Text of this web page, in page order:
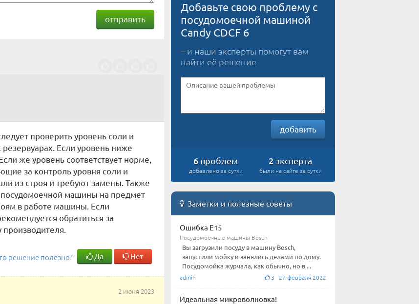
отправить
проверить уровень соли и
Если уровень ниже
же уровень соответствует норме,
за контроль уровня соли и
из строя и требуют замены. Также
машины на предмет
в работе машины. Если
обратиться за
решение полезно? Да Нет
2 июня 2023
Добавьте свою проблему с
посудомоечной машиной
Candy CDCF 6
– и наши эксперты помогут вам
найти её решение
добавить
6 проблем
добавлено за сутки
2 эксперта
были на сайте за сутки
Заметки и полезные советы
Ошибка E15
Посудомоечные машины Bosch
Вы загрузили посуду в машину Bosch,
запустили мойку и занялись делами по дому.
Посудомойка журчала, как обычно, но в ...
admin 3 27 февраля 2022
Идеальная микроволновка!